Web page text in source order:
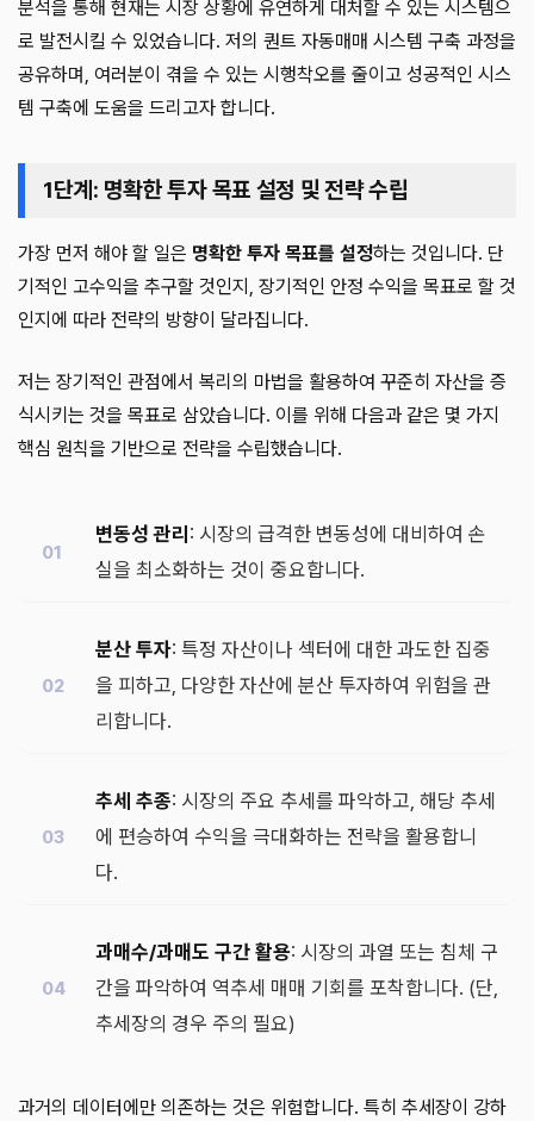
분석을 통해 현재는 시장 상황에 유연하게 대처할 수 있는 시스템으
로 발전시킬 수 있었습니다. 저의 퀀트 자동매매 시스템 구축 과정을
공유하며, 여러분이 겪을 수 있는 시행착오를 줄이고 성공적인 시스
템 구축에 도움을 드리고자 합니다.
1단계: 명확한 투자 목표 설정 및 전략 수립
가장 먼저 해야 할 일은 명확한 투자 목표를 설정하는 것입니다. 단
기적인 고수익을 추구할 것인지, 장기적인 안정 수익을 목표로 할 것
인지에 따라 전략의 방향이 달라집니다.
저는 장기적인 관점에서 복리의 마법을 활용하여 꾸준히 자산을 증
식시키는 것을 목표로 삼았습니다. 이를 위해 다음과 같은 몇 가지
핵심 원칙을 기반으로 전략을 수립했습니다.
변동성 관리 : 시장의 급격한 변동성에 대비하여 손
실을 최소화하는 것이 중요합니다.
분산 투자: 특정 자산이나 섹터에 대한 과도한 집중
을 피하고, 다양한 자산에 분산 투자하여 위험을 관
리합니다.
추세 추종: 시장의 주요 추세를 파악하고, 해당 추세
에 편승하여 수익을 극대화하는 전략을 활용합니
다.
과매수/과매도 구간 활용: 시장의 과열 또는 침체 구
간을 파악하여 역추세 매매 기회를 포착합니다. (단,
추세장의 경우 주의 필요)
과거의 데이터에만 의존하는 것은 위험합니다. 특히 추세장이 강하